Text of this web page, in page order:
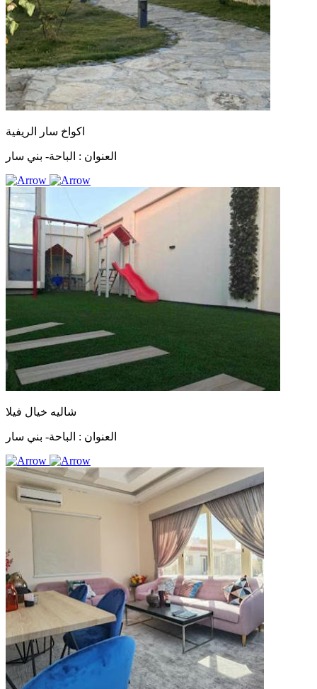
اكواخ سار الريفية
العنوان : الباحة- بني سار
شاليه خيال فيلا
العنوان : الباحة- بني سار